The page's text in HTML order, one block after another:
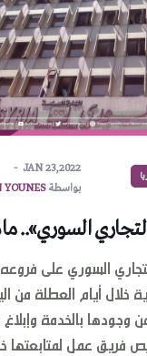
JAN 23,2022
بواسطةYOUNES
السوري»..
السوري على
خلال أيام العطلة من
وجودها بالخدمة
فريق عمل لمتابعتها